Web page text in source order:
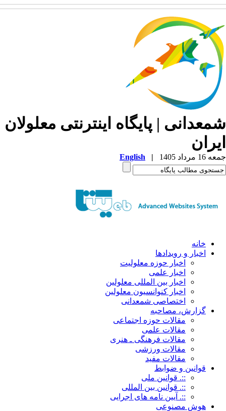
| پایگاه اینترنتی معلولان
مرداد 1405 |
English
خانه
اخبار و رویدادها
اخبار حوزه معلولیت
اخبار علمی
اخبار بین المللی معلولین
اخبار کنوانسیون معلولین
اختصاصی شمعدانی
گزارش، مصاحبه
مقالات حوزه اجتماعی
مقالات علمی
مقالات فرهنگی ـ هنری
مقالات ورزشی
مقالات مفید
قوانین و ضوابط
::. قوانین ملی
::. قوانین بین المللی
::. آیین نامه های اجرایی
هوش مصنوعی